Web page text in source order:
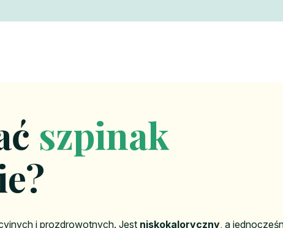
szpinak
i prozdrowotnych. Jest niskokaloryczny, a